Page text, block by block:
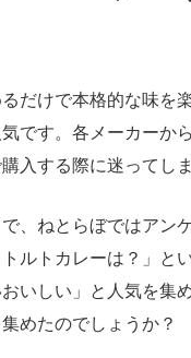
ょっと気になるネットの話題
だけで本格的な味を
です。各メーカーか
入する際に迷ってし
、ねとらぼではアン
トルトカレーは？」と
おいしい」と人気を集
めたのでしょうか？